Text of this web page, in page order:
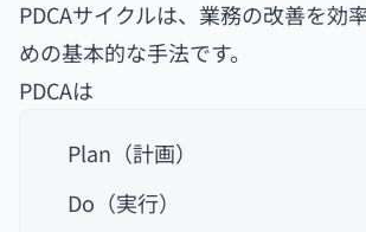
PDCAサイクルは、業務の改善を効
めの基本的な手法です。
PDCAは
Plan（計画）
Do（実行）